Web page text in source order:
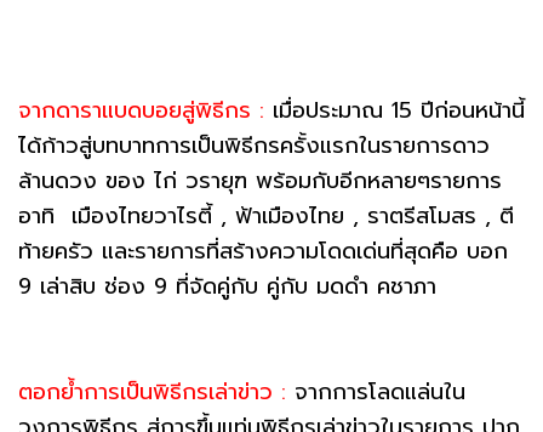
จากดาราแบดบอยสู่พิธีกร : เมื่อประมาณ 15 ปีก่อนหน้านี้
ได้ก้าวสู่บทบาทการเป็นพิธีกรครั้งแรกในรายการดาว
ล้านดวง ของ ไก่ วรายุฑ พร้อมกับอีกหลายๆรายการ
อาทิ เมืองไทยวาไรตี้ , ฟ้าเมืองไทย , ราตรีสโมสร , ตี
ท้ายครัว และรายการที่สร้างความโดดเด่นที่สุดคือ บอก
9 เล่าสิบ ช่อง 9 ที่จัดคู่กับ คู่กับ มดดำ คชาภา
ตอกย้ำการเป็นพิธีกรเล่าข่าว : จากการโลดแล่นใน